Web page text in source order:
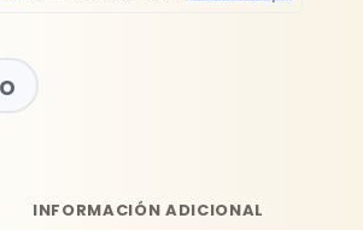
INFORMACIÓN ADICIONAL